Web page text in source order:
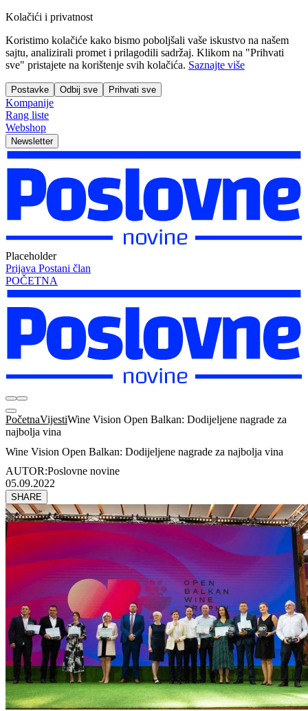
Kolačići i privatnost
Koristimo kolačiće kako bismo poboljšali vaše iskustvo na našem
sajtu, analizirali promet i prilagodili sadržaj. Klikom na "Prihvati
sve" pristajete na korištenje svih kolačića. Saznajte više
Postavke Odbij sve Prihvati sve
Kompanije
Rang liste
Webshop
Newsletter
Placeholder
Prijava Postani član
POČETNA
PočetnaVijestiWine Vision Open Balkan: Dodijeljene nagrade za
najbolja vina
Wine Vision Open Balkan: Dodijeljene nagrade za najbolja vina
AUTOR:Poslovne novine
05.09.2022
SHARE